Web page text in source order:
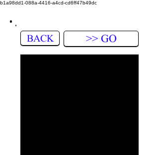
b1a98dd1-088a-4416-a4cd-cd6ff47b49dc
BACK >> GO